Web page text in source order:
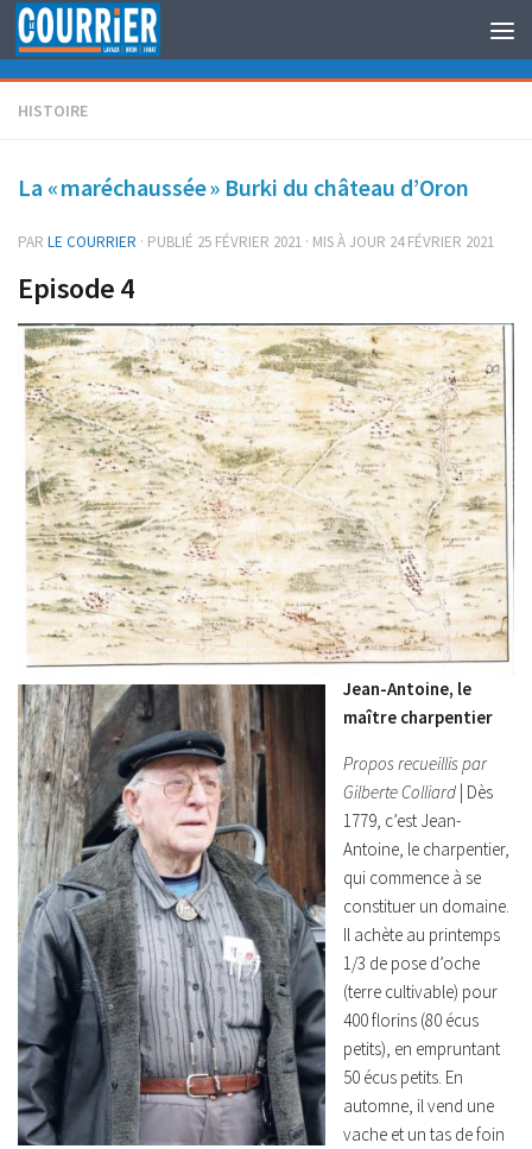
Au dessous du contenu
HISTOIRE
La « maréchaussée » Burki du château d’Oron
PAR LE COURRIER · PUBLIÉ 25 FÉVRIER 2021 · MIS À JOUR 24 FÉVRIER 2021
Episode 4
Jean-Antoine, le
maître charpentier
Propos recueillis par
Gilberte Colliard | Dès
1779, c’est Jean-
Antoine, le charpentier,
qui commence à se
constituer un domaine.
Il achète au printemps
1/3 de pose d’oche
(terre cultivable) pour
400 florins (80 écus
petits), en empruntant
50 écus petits. En
automne, il vend une
vache et un tas de foin